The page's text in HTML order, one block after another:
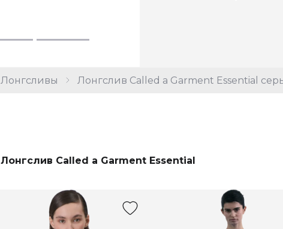
Лонгсливы Лонгслив Called a Garment Essential
Лонгслив Called a Garment Essential